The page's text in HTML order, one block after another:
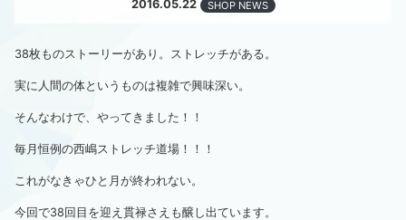
2016.05.22 SHOP NEWS
38枚ものストーリーがあり。ストレッチがある。
実に人間の体というものは複雑で興味深い。
そんなわけで、やってきました！！
毎月恒例の西嶋ストレッチ道場！！！
これがなきゃひと月が終われない。
今回で38回目を迎え貫禄さえも醸し出ています。